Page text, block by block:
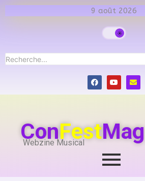
9 août 2026
ConFestMag
Webzine Musical